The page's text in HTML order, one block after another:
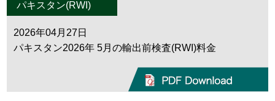
パキスタン(RWI)
2026年04月27日
パキスタン2026年 5月の輸出前検査(RWI)料金